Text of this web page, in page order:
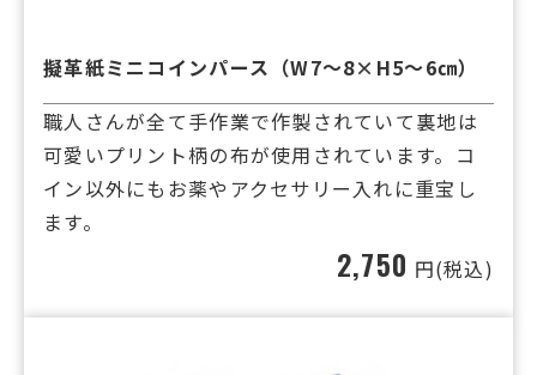
擬革紙ミニコインパース（W7～8×H5～6㎝）
職人さんが全て手作業で作製されていて裏地は
可愛いプリント柄の布が使用されています。コ
イン以外にもお薬やアクセサリー入れに重宝し
ます。
2,750 円(税込)